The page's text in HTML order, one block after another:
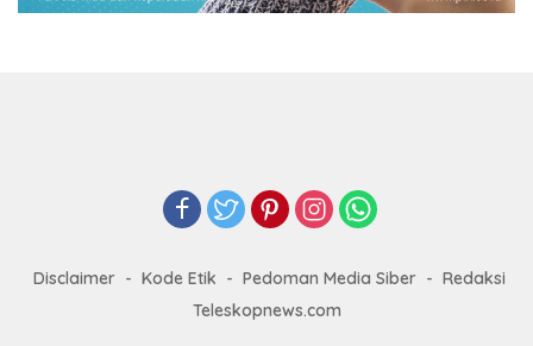
Disclaimer Kode Etik Pedoman Media Siber
Redaksi
Teleskopnews.com